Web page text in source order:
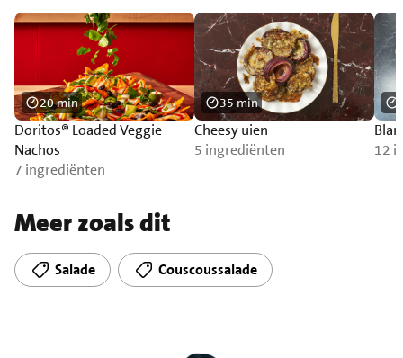
Doritos® Loaded Veggie
Nachos
7 ingrediënten
20 min
Cheesy uien
5 ingrediënten
35 min
12
Meer zoals dit
Salade Couscoussalade